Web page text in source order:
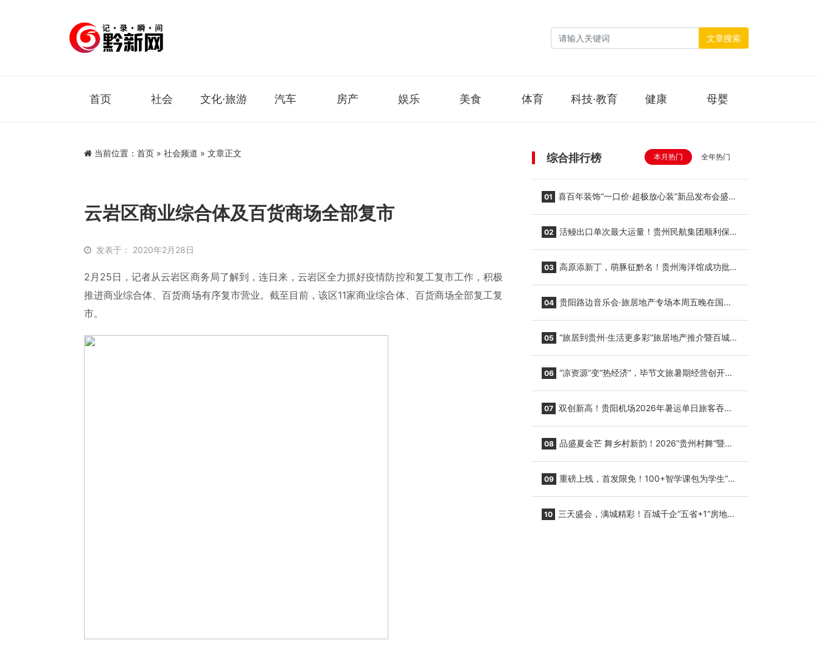
文章搜索
首页 社会 文化·旅游 汽车 房产 娱乐 美食 体育 科技·教育 健康 母婴
当前位置： 首页 » 社会频道 » 文章正文
云岩区商业综合体及百货商场全部复市
发表于： 2020年2月28日
2月25日，记者从云岩区商务局了解到，连日来，云岩区全力抓好疫情防控和复工复市工作，积极
推进商业综合体、百货商场有序复市营业。截至目前，该区11家商业综合体、百货商场全部复工复
市。
综合排行榜 本月热门 全年热门
01 喜百年装饰“一口价·超极放心装”新品发布会盛大
02 活鳗出口单次最大运量！贵州民航集团顺利保障
03 高原添新丁，萌豚征黔名！贵州海洋馆成功批量
04 贵阳路边音乐会·旅居地产专场本周五晚在国际
05 “旅居到贵州·生活更多彩”旅居地产推介暨百城千
06 “凉资源”变“热经济”，毕节文旅暑期经营创开门
07 双创新高！贵阳机场2026年暑运单日旅客吞吐
08 品盛夏金芒 舞乡村新韵！2026“贵州村舞”暨望
09 重磅上线，首发限免！100+智学课包为学生“精
10 三天盛会，满城精彩！百城千企“五省+1”房地产